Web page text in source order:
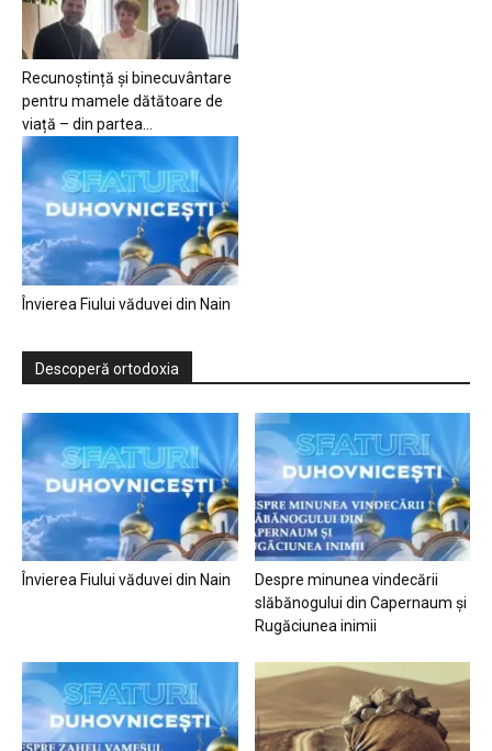
Recunoștință și binecuvântare
pentru mamele dătătoare de
viață – din partea...
Învierea Fiului văduvei din Nain
Descoperă ortodoxia
Învierea Fiului văduvei din Nain
Despre minunea vindecării
slăbănogului din Capernaum și
Rugăciunea inimii